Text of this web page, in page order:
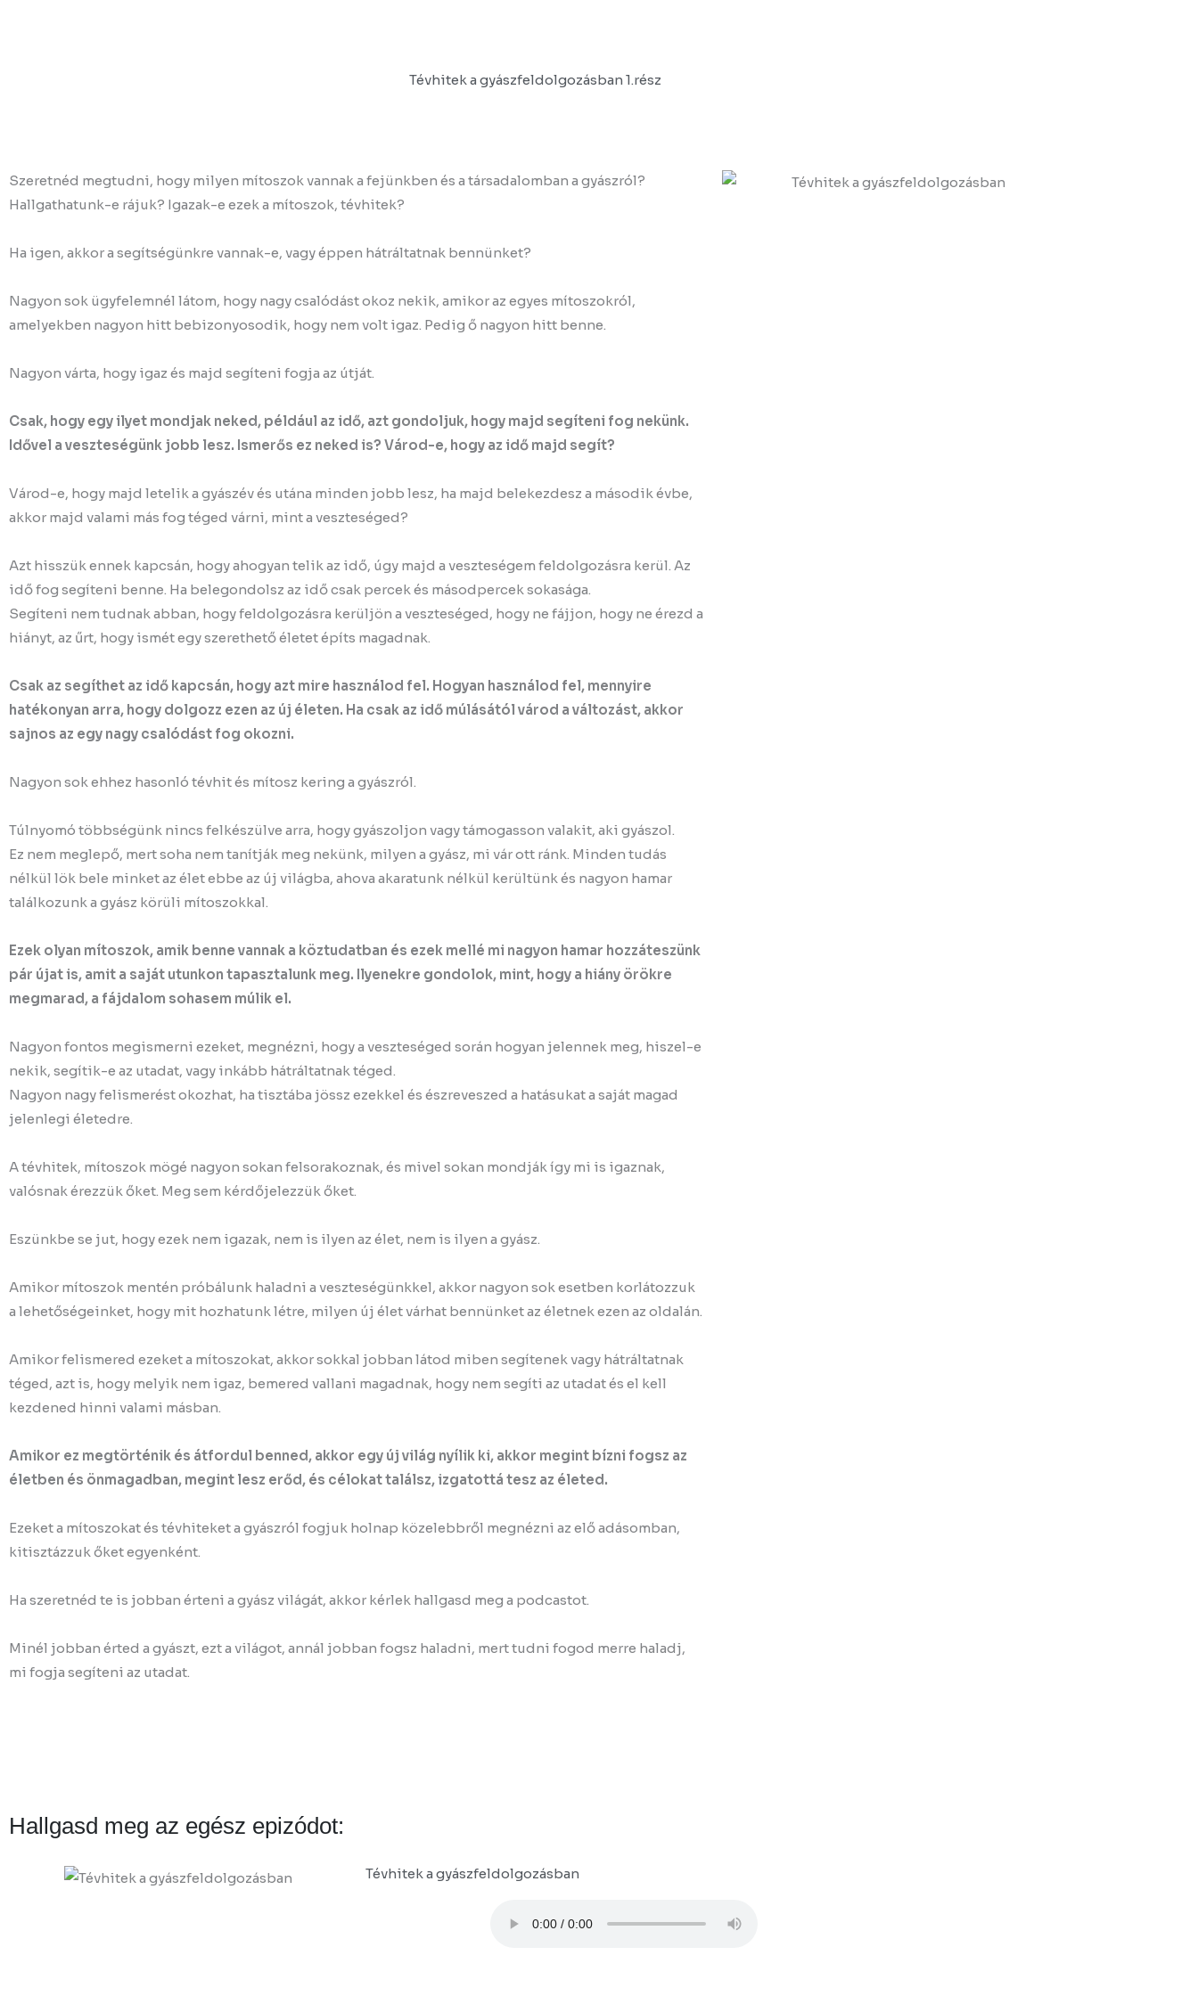
Tévhitek a gyászfeldolgozásban 1.rész
Szeretnéd megtudni, hogy milyen mítoszok vannak a fejünkben és a társadalomban a gyászról?
Hallgathatunk-e rájuk? Igazak-e ezek a mítoszok, tévhitek?
Ha igen, akkor a segítségünkre vannak-e, vagy éppen hátráltatnak bennünket?
Nagyon sok ügyfelemnél látom, hogy nagy csalódást okoz nekik, amikor az egyes mítoszokról,
amelyekben nagyon hitt bebizonyosodik, hogy nem volt igaz. Pedig ő nagyon hitt benne.
Nagyon várta, hogy igaz és majd segíteni fogja az útját.
Csak, hogy egy ilyet mondjak neked, például az idő, azt gondoljuk, hogy majd segíteni fog nekünk.
Idővel a veszteségünk jobb lesz. Ismerős ez neked is? Várod-e, hogy az idő majd segít?
Várod-e, hogy majd letelik a gyászév és utána minden jobb lesz, ha majd belekezdesz a második évbe,
akkor majd valami más fog téged várni, mint a veszteséged?
Azt hisszük ennek kapcsán, hogy ahogyan telik az idő, úgy majd a veszteségem feldolgozásra kerül. Az
idő fog segíteni benne. Ha belegondolsz az idő csak percek és másodpercek sokasága.
Segíteni nem tudnak abban, hogy feldolgozásra kerüljön a veszteséged, hogy ne fájjon, hogy ne érezd a
hiányt, az űrt, hogy ismét egy szerethető életet építs magadnak.
Csak az segíthet az idő kapcsán, hogy azt mire használod fel. Hogyan használod fel, mennyire
hatékonyan arra, hogy dolgozz ezen az új életen. Ha csak az idő múlásától várod a változást, akkor
sajnos az egy nagy csalódást fog okozni.
Nagyon sok ehhez hasonló tévhit és mítosz kering a gyászról.
Túlnyomó többségünk nincs felkészülve arra, hogy gyászoljon vagy támogasson valakit, aki gyászol.
Ez nem meglepő, mert soha nem tanítják meg nekünk, milyen a gyász, mi vár ott ránk. Minden tudás
nélkül lök bele minket az élet ebbe az új világba, ahova akaratunk nélkül kerültünk és nagyon hamar
találkozunk a gyász körüli mítoszokkal.
Ezek olyan mítoszok, amik benne vannak a köztudatban és ezek mellé mi nagyon hamar hozzáteszünk
pár újat is, amit a saját utunkon tapasztalunk meg. Ilyenekre gondolok, mint, hogy a hiány örökre
megmarad, a fájdalom sohasem múlik el.
Nagyon fontos megismerni ezeket, megnézni, hogy a veszteséged során hogyan jelennek meg, hiszel-e
nekik, segítik-e az utadat, vagy inkább hátráltatnak téged.
Nagyon nagy felismerést okozhat, ha tisztába jössz ezekkel és észreveszed a hatásukat a saját magad
jelenlegi életedre.
A tévhitek, mítoszok mögé nagyon sokan felsorakoznak, és mivel sokan mondják így mi is igaznak,
valósnak érezzük őket. Meg sem kérdőjelezzük őket.
Eszünkbe se jut, hogy ezek nem igazak, nem is ilyen az élet, nem is ilyen a gyász.
Amikor mítoszok mentén próbálunk haladni a veszteségünkkel, akkor nagyon sok esetben korlátozzuk
a lehetőségeinket, hogy mit hozhatunk létre, milyen új élet várhat bennünket az életnek ezen az oldalán.
Amikor felismered ezeket a mítoszokat, akkor sokkal jobban látod miben segítenek vagy hátráltatnak
téged, azt is, hogy melyik nem igaz, bemered vallani magadnak, hogy nem segíti az utadat és el kell
kezdened hinni valami másban.
Amikor ez megtörténik és átfordul benned, akkor egy új világ nyílik ki, akkor megint bízni fogsz az
életben és önmagadban, megint lesz erőd, és célokat találsz, izgatottá tesz az életed.
Ezeket a mítoszokat és tévhiteket a gyászról fogjuk holnap közelebbről megnézni az elő adásomban,
kitisztázzuk őket egyenként.
Ha szeretnéd te is jobban érteni a gyász világát, akkor kérlek hallgasd meg a podcastot.
Minél jobban érted a gyászt, ezt a világot, annál jobban fogsz haladni, mert tudni fogod merre haladj,
mi fogja segíteni az utadat.
Hallgasd meg az egész epizódot:
Tévhitek a gyászfeldolgozásban